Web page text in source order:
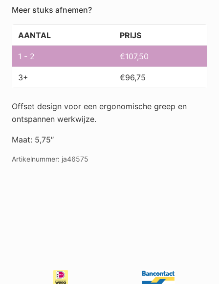
Meer stuks afnemen?
AANTAL PRIJS
1 - 2 €107,50
3+ €96,75
Offset design voor een ergonomische greep en
ontspannen werkwijze.
Maat: 5,75″
Artikelnummer: ja46575